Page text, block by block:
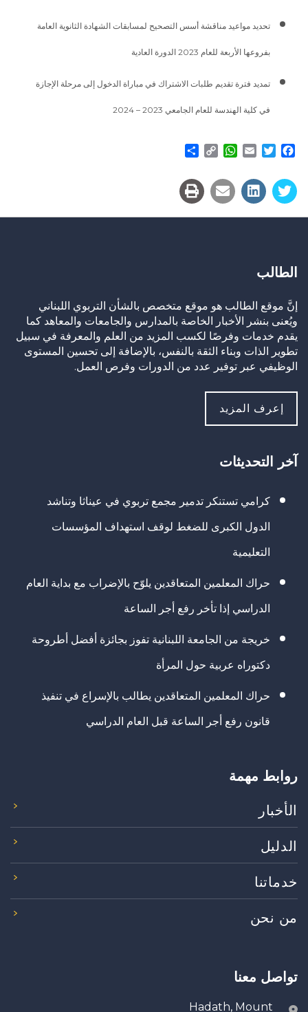
تحديد مواعيد مناقشة أسس التصحيح لمسابقات الشهادة الثانوية العامة
بفروعها الأربعة للعام 2023 الدورة العادية
تمديد فترة تقديم طلبات الاشتراك في مباراة الدخول إلى مرحلة الإجازة
في كلية الهندسة للعام الجامعي 2023 – 2024
Facebook
Twitter
Email
WhatsApp
Copy
الطالب
إنَّ موقع الطالب هو موقع متخصص بالشأن التربوي اللبناني
ويُعنى بنشر الأخبار الخاصة بالمدارس والجامعات والمعاهد كما
يقدم خدمات وفرصًا لكسب المزيد من العلم والمعرفة في سبيل
تطوير الذات وبناء الثقة بالنفس، بالإضافة إلى تحسين المستوى
الوظيفي عبر توفير عدد من الدورات وفرص العمل.
إعرف المزيد
آخر التحديثات
كرامي تستنكر تدمير مجمع تربوي في عيناثا وتناشد
الدول الكبرى للضغط لوقف استهداف المؤسسات
التعليمية
حراك المعلمين المتعاقدين يلوّح بالإضراب مع بداية العام
الدراسي إذا تأخر رفع أجر الساعة
خريجة من الجامعة اللبنانية تفوز بجائزة أفضل أطروحة
دكتوراه عربية حول المرأة
حراك المعلمين المتعاقدين يطالب بالإسراع في تنفيذ
قانون رفع أجر الساعة قبل العام الدراسي
روابط مهمة
الأخبار
الدليل
خدماتنا
من نحن
تواصل معنا
Hadath, Mount